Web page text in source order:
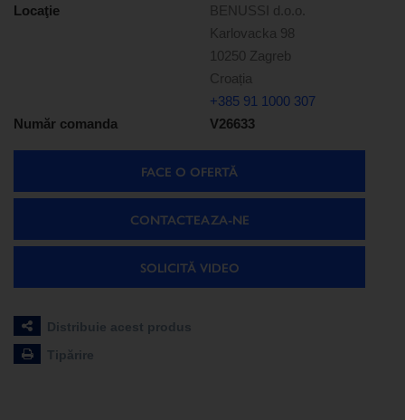
Locaţie
BENUSSI d.o.o.
Karlovacka 98
10250 Zagreb
Croația
+385 91 1000 307
Număr comanda
V26633
FACE O OFERTĂ
CONTACTEAZA-NE
SOLICITĂ VIDEO
Distribuie acest produs
Tipărire